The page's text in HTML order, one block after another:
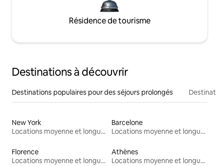
Résidence de tourisme
Destinations à découvrir
Destinations populaires pour des séjours prolongés
New York
Locations moyenne et longue durée
Barcelone
Locations moyenne et longue durée
Florence
Locations moyenne et longue durée
Athènes
Locations moyenne et longue durée